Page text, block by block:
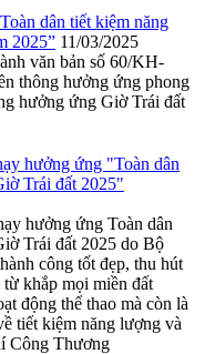
dân tiết kiệm năng
2025” 11/03/2025
văn bản số 60/KH-
thông hưởng ứng phong
hưởng ứng Giờ Trái đất
hưởng ứng "Toàn dân
Trái đất 2025"
hưởng ứng Toàn dân
Trái đất 2025 do Bộ
công tốt đẹp, thu hút
khắp mọi miền đất
động thể thao mà còn là
tiết kiệm năng lượng và
Công Thương